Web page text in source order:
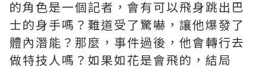
的角色是一個記者，會有可以飛身跳出巴
士的身手嗎？難道受了驚嚇，讓他爆發了
體內潛能？那麼，事件過後，他會轉行去
做特技人嗎？如果如花是會飛的，結局